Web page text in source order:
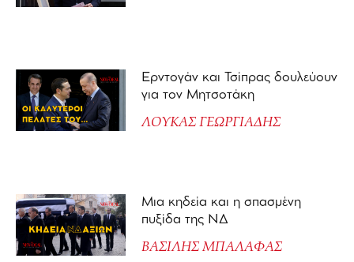
Ερντογάν και Τσίπρας δουλεύουν
για τον Μητσοτάκη
ΛΟΥΚΑΣ ΓΕΩΡΓΙΑΔΗΣ
Μια κηδεία και η σπασμένη
πυξίδα της ΝΔ
ΒΑΣΙΛΗΣ ΜΠΑΛΑΦΑΣ